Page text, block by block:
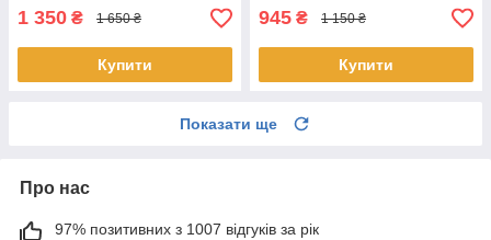
1 350 ₴ 1 650 ₴
Купити
945 ₴ 1 150 ₴
Купити
Показати ще
Про нас
97% позитивних з 1007 відгуків за рік